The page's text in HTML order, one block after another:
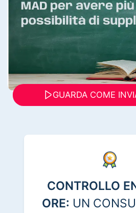
GUARDA COME
CONTROLLO
ORE: UN